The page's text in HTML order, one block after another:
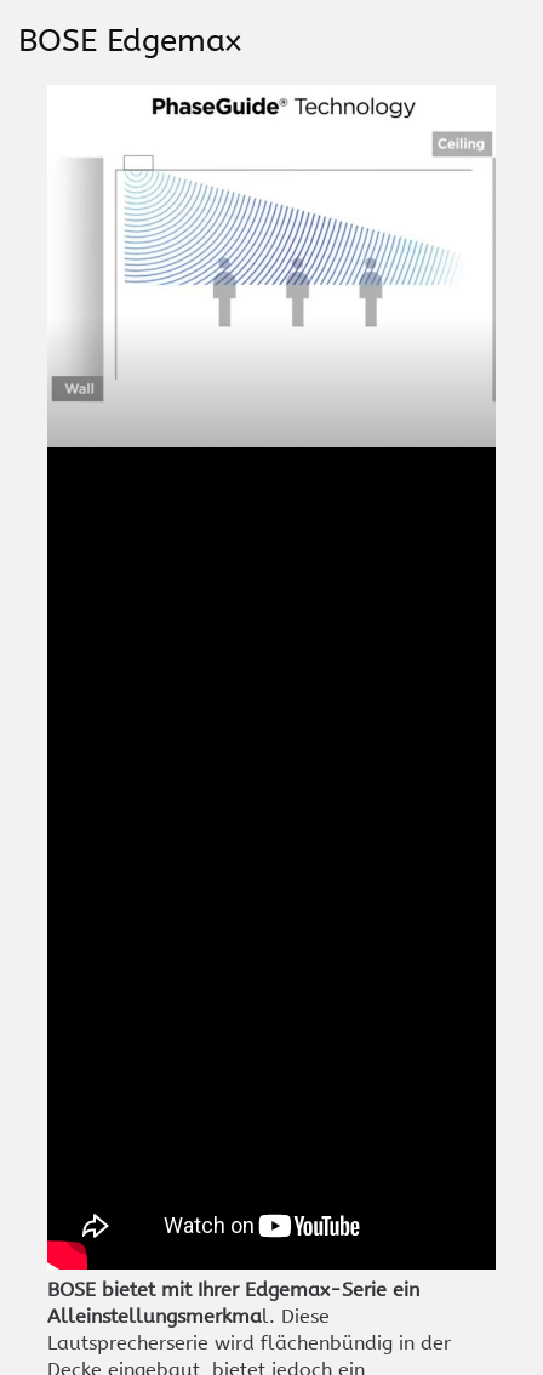
BOSE Edgemax
BOSE bietet mit Ihrer Edgemax-Serie ein
Alleinstellungsmerkmal. Diese
Lautsprecherserie wird flächenbündig in der
Decke eingebaut, bietet jedoch ein